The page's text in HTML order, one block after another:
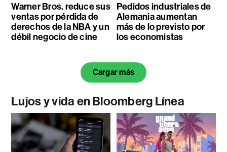
Warner Bros. reduce sus
ventas por pérdida de
derechos de la NBA y un
débil negocio de cine
Pedidos industriales de
Alemania aumentan
más de lo previsto por
los economistas
Cargar más
Lujos y vida en Bloomberg Línea